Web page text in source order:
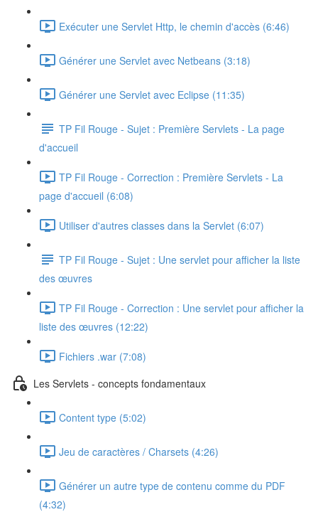
Exécuter une Servlet Http, le chemin d'accès (6:46)
Générer une Servlet avec Netbeans (3:18)
Générer une Servlet avec Eclipse (11:35)
TP Fil Rouge - Sujet : Première Servlets - La page
d'accueil
TP Fil Rouge - Correction : Première Servlets - La
page d'accueil (6:08)
Utiliser d'autres classes dans la Servlet (6:07)
TP Fil Rouge - Sujet : Une servlet pour afficher la liste
des œuvres
TP Fil Rouge - Correction : Une servlet pour afficher la
liste des œuvres (12:22)
Fichiers .war (7:08)
Les Servlets - concepts fondamentaux
Content type (5:02)
Jeu de caractères / Charsets (4:26)
Générer un autre type de contenu comme du PDF
(4:32)